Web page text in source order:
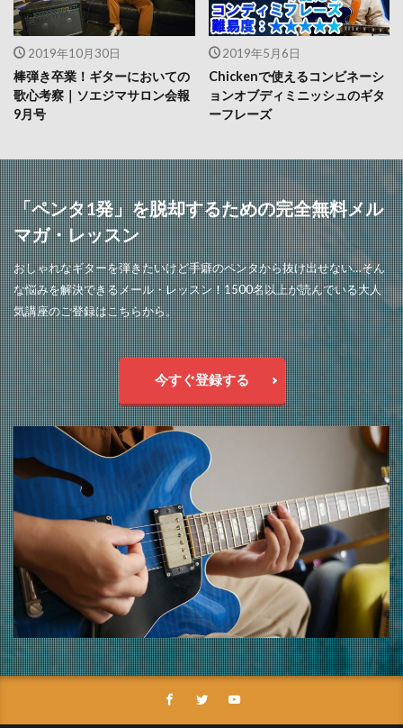
2019年10月30日
棒弾き卒業！ギターにおいての
歌心考察｜ソエジマサロン会報
9月号
2019年5月6日
Chickenで使えるコンビネーシ
ョンオブディミニッシュのギタ
ーフレーズ
「ペンタ1発」を脱却するための完全無料メル
マガ・レッスン
おしゃれなギターを弾きたいけど手癖のペンタから抜け出せない…そん
な悩みを解決できるメール・レッスン！1500名以上が読んでいる大人
気講座のご登録はこちらから。
今すぐ登録する